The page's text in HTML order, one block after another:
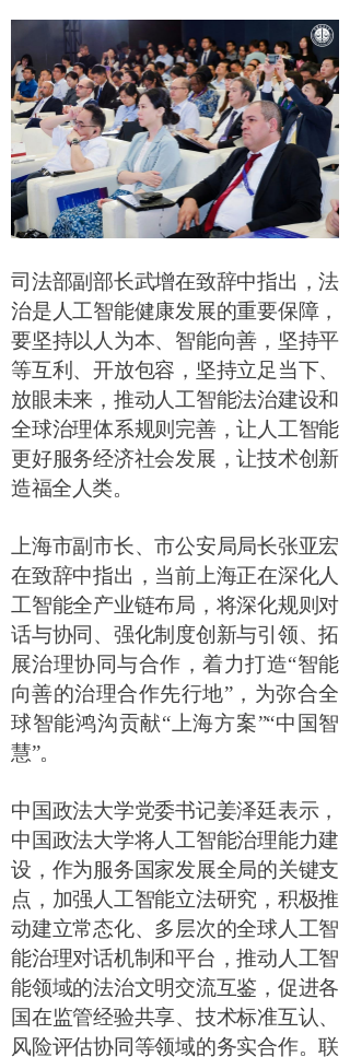
司法部副部长武增在致辞中指出，法
治是人工智能健康发展的重要保障，
要坚持以人为本、智能向善，坚持平
等互利、开放包容，坚持立足当下、
放眼未来，推动人工智能法治建设和
全球治理体系规则完善，让人工智能
更好服务经济社会发展，让技术创新
造福全人类。
上海市副市长、市公安局局长张亚宏
在致辞中指出，当前上海正在深化人
工智能全产业链布局，将深化规则对
话与协同、强化制度创新与引领、拓
展治理协同与合作，着力打造“智能
向善的治理合作先行地”，为弥合全
球智能鸿沟贡献“上海方案”“中国智
慧”。
中国政法大学党委书记姜泽廷表示，
中国政法大学将人工智能治理能力建
设，作为服务国家发展全局的关键支
点，加强人工智能立法研究，积极推
动建立常态化、多层次的全球人工智
能治理对话机制和平台，推动人工智
能领域的法治文明交流互鉴，促进各
国在监管经验共享、技术标准互认、
风险评估协同等领域的务实合作。联